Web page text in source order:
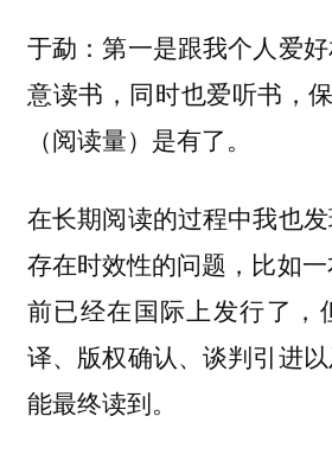
于勐：第一是跟我个人爱
意读书，同时也爱听书，
（阅读量）是有了。
在长期阅读的过程中我也
存在时效性的问题，比如
前已经在国际上发行了，
译、版权确认、谈判引进
能最终读到。